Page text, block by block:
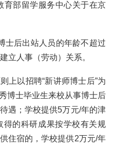
育部留学服务中心关于在京
士后出站人员的年龄不超过
立人事（劳动）关系。
上以招聘“新讲师博士后”为
博士毕业生来校从事博士后
遇；学校提供5万元/年的津
得的科研成果按学校有关规
住宿的，学校提供2万元/年